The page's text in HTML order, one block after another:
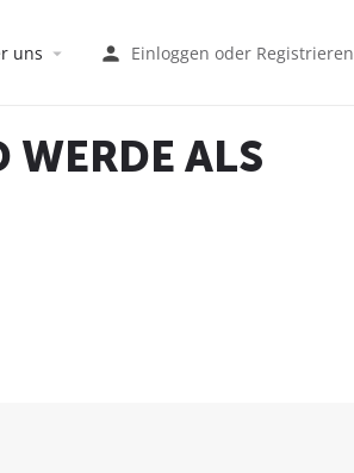
uns Einloggen oder Registrieren
WERDE ALS